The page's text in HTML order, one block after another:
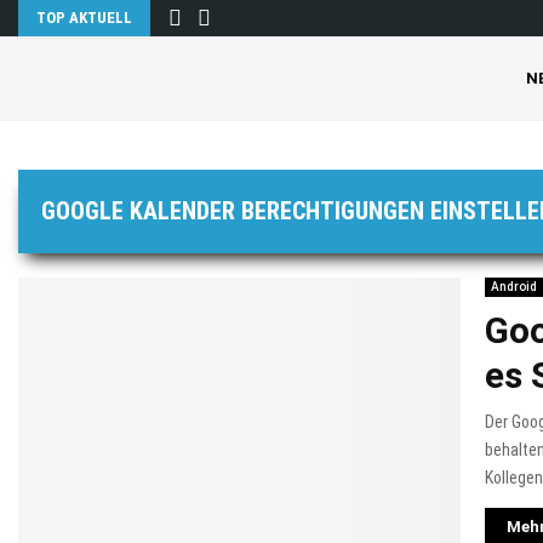
TOP AKTUELL
GOOGLE KALENDER BERECHTIGUNGEN
Android
es
Der